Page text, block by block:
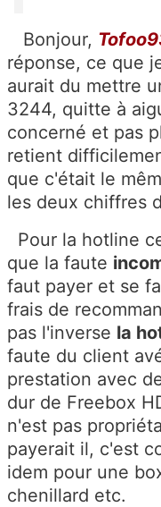
Bonjour,
réponse, ce que
aurait du mettre
3244, quitte à
concerné et pas
retient
que c'était le
les deux chiffres
Pour la hotline
que la faute
faut payer et se
frais de
pas l'inverse la
faute du client
prestation avec
dur de Freebox
n'est pas
payerait il, c'est
idem pour une
chenillard etc.